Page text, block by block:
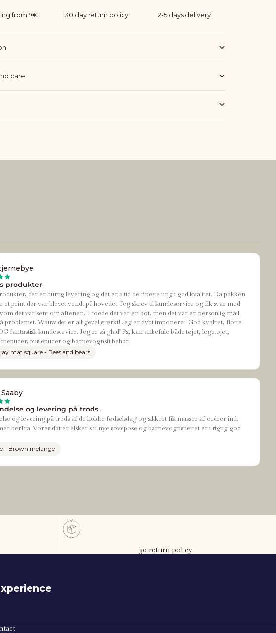
from 9€ 30 day return policy 2-5 days delivery
care
produkter
der er hurtig levering og det er altid de fineste ting i god kvalitet. Da pakken
et print der var blevet vendt på hovedet. Jeg skrev til kundeservice og fik svar med
det var sent om aftenen. Troede det var en bot, men det var en personlig mail
problemet. Wauw det er alligevel stærkt! Jeg er dybt imponeret. God kvalitet, flotte
fantastisk kundeservice. Jeg er så glad! Ps, kan anbefale både tøjet, legetøjet,
puslepuder og barnevognstilbehør.
mat square - Bees and bears
og levering på trods...
og levering på trods af de holdte fødselsdag og sikkert fik masser af ordrer ind.
herfra. Vores datter elsker sin nye sovepose og barnevognsnettet er i rigtig god
- Brown melange
30 return policy